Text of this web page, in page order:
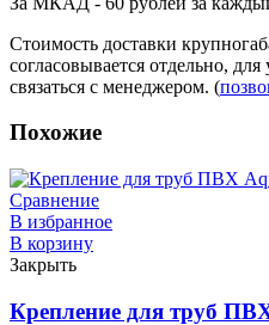
Стоимость доставки
согласовывается отдельно,
связаться с менеджером. (
Похожие
Сравнение
В избранное
В корзину
Закрыть
Крепление для труб